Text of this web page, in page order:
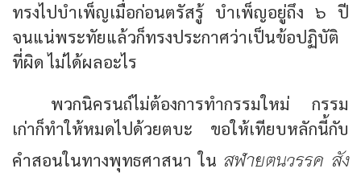
ทรงไปบำเพ็ญเมื่อก่อนตรัสรู้ บำเพ็ญอยู่ถึง ๖ ปี
จนแน่พระทัยแล้วก็ทรงประกาศว่าเป็นข้อปฏิบัติ
ที่ผิด ไม่ได้ผลอะไร
พวกนิครนถ์ไม่ต้องการทำกรรมใหม่ กรรม
เก่าก็ทำให้หมดไปด้วยตบะ ขอให้เทียบหลักนี้กับ
คำสอนในทางพุทธศาสนา ใน สฬายตนวรรค สัง